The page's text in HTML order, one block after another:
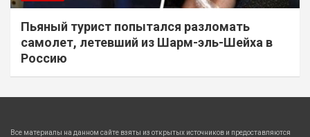
Пьяный турист попытался разломать
самолет, летевший из Шарм-эль-Шейха в
Россию
Все материалы на данном сайте взяты из открытых источников и предоставляются